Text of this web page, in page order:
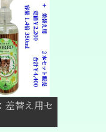
差替え用セ